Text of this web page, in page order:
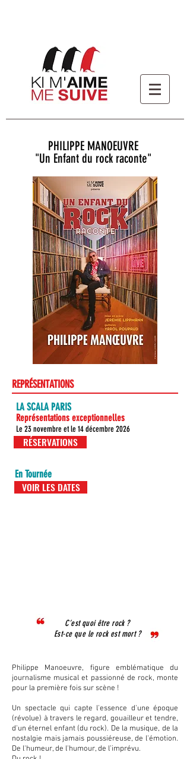
PHILIPPE MANOEUVRE
"Un Enfant du rock raconte"
REPRÉSENTATIONS
LA SCALA PARIS
Représentations exceptionnelles
Le 23 novembre et le 14 décembre 2026
RÉSERVATIONS
En Tournée
VOIR LES DATES
C’est quoi être rock ?
Est-ce que le rock est mort ?
Philippe Manoeuvre, figure emblématique du
journalisme musical et passionné de rock, monte
pour la première fois sur scène !
Un spectacle qui capte l'essence d'une époque
(révolue) à travers le regard, gouailleur et tendre,
d'un éternel enfant (du rock). De la musique, de la
nostalgie mais jamais poussiéreuse, de l'émotion.
De l'humeur, de l'humour, de l’imprévu.